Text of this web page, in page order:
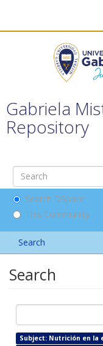
Gabriela
Repository
Search DSpace
This Community
Search
Search
Subject: Nutrición en la